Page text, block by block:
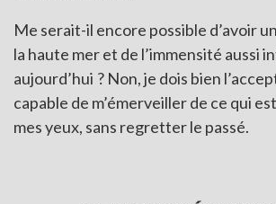
Me serait-il encore possible d’avoir
la haute mer et de l’immensité aussi
aujourd’hui ? Non, je dois bien
capable de m’émerveiller de ce qui
mes yeux, sans regretter le passé.